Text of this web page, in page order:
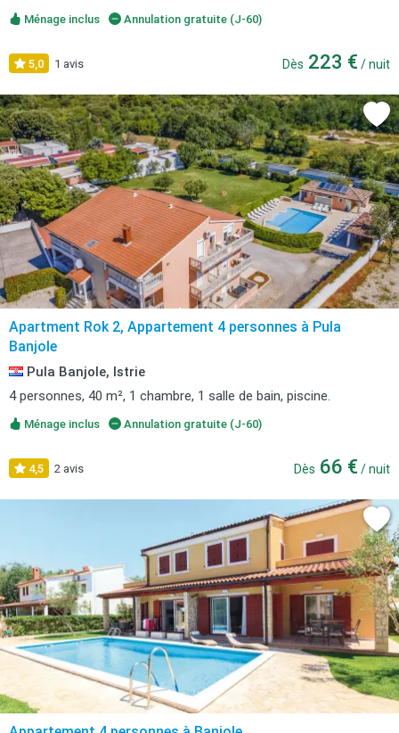
Ménage inclus Annulation gratuite (J-60)
5,0 1 avis Dès 223 € / nuit
Apartment Rok 2, Appartement 4 personnes à Pula
Banjole
Pula Banjole, Istrie
4 personnes, 40 m², 1 chambre, 1 salle de bain, piscine.
Ménage inclus Annulation gratuite (J-60)
4,5 2 avis Dès 66 € / nuit